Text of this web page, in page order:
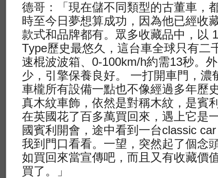
德哥：「現在儲不同類型的古董車，
時至今日夢想算成功，因為他已經收
款式和品牌都有。眾多收藏品中，以
Type歷史最悠久，這台車全球只有二
速棍波波箱、0-100km/h約需13秒。
少，引擎保養良好。 一打開車門，濃
車櫳所有設備一點也不像經過多年歷
真木紋車飾，依然是對稱木紋，是賓
在英國花了百多萬買回來，遇上它是
國賓利開會，途中看到一台classic
我到門口看看。一望，突然起了個念
如買回來當宣傳吧，而且又有收藏價
買了。」